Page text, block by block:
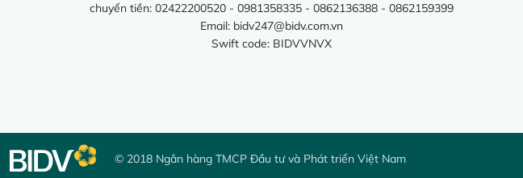
chuyển tiền: 02422200520 - 0981358335 - 0862136388 - 0862159399
Email: bidv247@bidv.com.vn
Swift code: BIDVVNVX
© 2018 Ngân hàng TMCP Đầu tư và Phát triển Việt Nam